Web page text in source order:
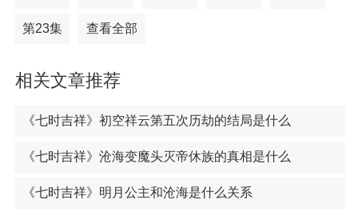
第23集 查看全部
相关文章推荐
《七时吉祥》初空祥云第五次历劫的结局是什么
《七时吉祥》沧海变魔头灭帝休族的真相是什么
《七时吉祥》明月公主和沧海是什么关系